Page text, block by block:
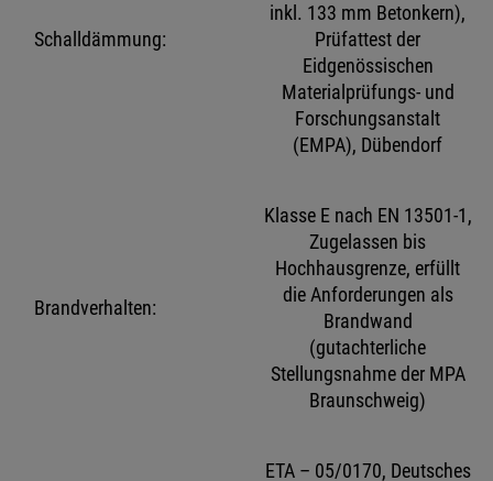
Schalldämmung:
inkl. 133 mm Betonkern),
Prüfattest der
Eidgenössischen
Materialprüfungs- und
Forschungsanstalt
(EMPA), Dübendorf
Brandverhalten:
Klasse E nach EN 13501-1,
Zugelassen bis
Hochhausgrenze, erfüllt
die Anforderungen als
Brandwand
(gutachterliche
Stellungsnahme der MPA
Braunschweig)
ETA – 05/0170, Deutsches